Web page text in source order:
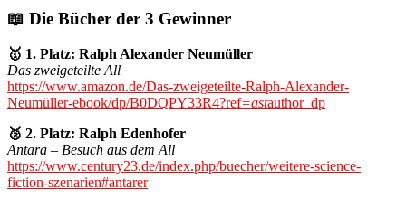
📖 Die Bücher der 3 Gewinner
🥇 1. Platz: Ralph Alexander Neumüller
Das zweigeteilte All
https://www.amazon.de/Das-zweigeteilte-Ralph-Alexander-
Neumüller-ebook/dp/B0DQPY33R4?ref=astauthor_dp
🥈 2. Platz: Ralph Edenhofer
Antara – Besuch aus dem All
https://www.century23.de/index.php/buecher/weitere-science-
fiction-szenarien#antarer